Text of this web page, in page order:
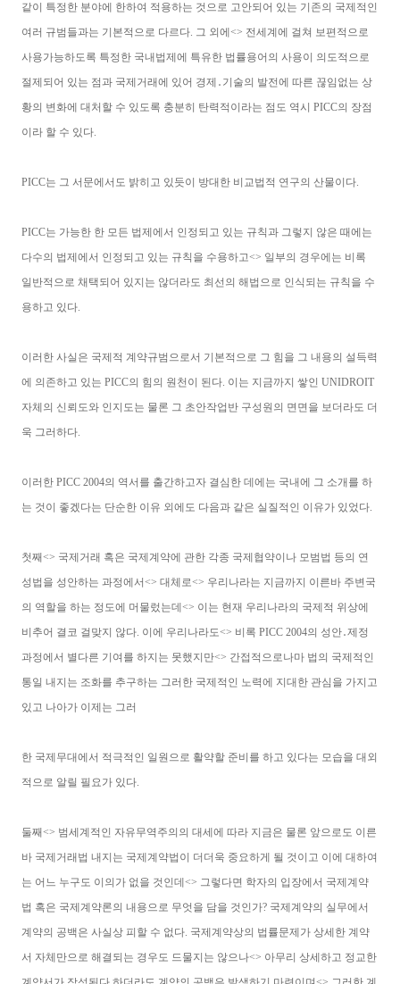
같이 특정한 분야에 한하여 적용하는 것으로 고안되어 있는 기존의 국제적인
여러 규범들과는 기본적으로 다르다. 그 외에<> 전세계에 걸쳐 보편적으로
사용가능하도록 특정한 국내법제에 특유한 법률용어의 사용이 의도적으로
절제되어 있는 점과 국제거래에 있어 경제․기술의 발전에 따른 끊임없는 상
황의 변화에 대처할 수 있도록 충분히 탄력적이라는 점도 역시 PICC의 장점
이라 할 수 있다.
PICC는 그 서문에서도 밝히고 있듯이 방대한 비교법적 연구의 산물이다.
PICC는 가능한 한 모든 법제에서 인정되고 있는 규칙과 그렇지 않은 때에는
다수의 법제에서 인정되고 있는 규칙을 수용하고<> 일부의 경우에는 비록
일반적으로 채택되어 있지는 않더라도 최선의 해법으로 인식되는 규칙을 수
용하고 있다.
이러한 사실은 국제적 계약규범으로서 기본적으로 그 힘을 그 내용의 설득력
에 의존하고 있는 PICC의 힘의 원천이 된다. 이는 지금까지 쌓인 UNIDROIT
자체의 신뢰도와 인지도는 물론 그 초안작업반 구성원의 면면을 보더라도 더
욱 그러하다.
이러한 PICC 2004의 역서를 출간하고자 결심한 데에는 국내에 그 소개를 하
는 것이 좋겠다는 단순한 이유 외에도 다음과 같은 실질적인 이유가 있었다.
첫째<> 국제거래 혹은 국제계약에 관한 각종 국제협약이나 모범법 등의 연
성법을 성안하는 과정에서<> 대체로<> 우리나라는 지금까지 이른바 주변국
의 역할을 하는 정도에 머물렀는데<> 이는 현재 우리나라의 국제적 위상에
비추어 결코 걸맞지 않다. 이에 우리나라도<> 비록 PICC 2004의 성안․제정
과정에서 별다른 기여를 하지는 못했지만<> 간접적으로나마 법의 국제적인
통일 내지는 조화를 추구하는 그러한 국제적인 노력에 지대한 관심을 가지고
있고 나아가 이제는 그러
한 국제무대에서 적극적인 일원으로 활약할 준비를 하고 있다는 모습을 대외
적으로 알릴 필요가 있다.
둘째<> 범세계적인 자유무역주의의 대세에 따라 지금은 물론 앞으로도 이른
바 국제거래법 내지는 국제계약법이 더더욱 중요하게 될 것이고 이에 대하여
는 어느 누구도 이의가 없을 것인데<> 그렇다면 학자의 입장에서 국제계약
법 혹은 국제계약론의 내용으로 무엇을 담을 것인가? 국제계약의 실무에서
계약의 공백은 사실상 피할 수 없다. 국제계약상의 법률문제가 상세한 계약
서 자체만으로 해결되는 경우도 드물지는 않으나<> 아무리 상세하고 정교한